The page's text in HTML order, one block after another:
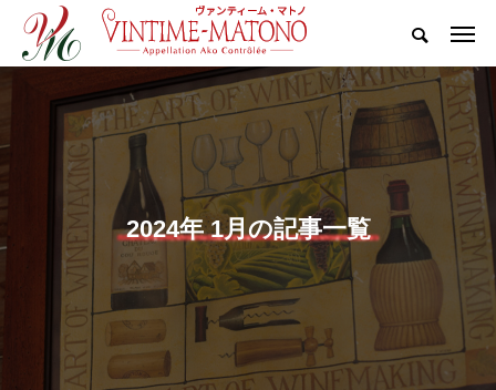
2024年 1月の記事一覧